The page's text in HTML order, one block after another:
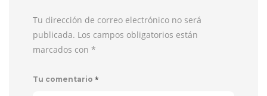
Tu dirección de correo electrónico no será
publicada. Los campos obligatorios están
marcados con *
Tu comentario *